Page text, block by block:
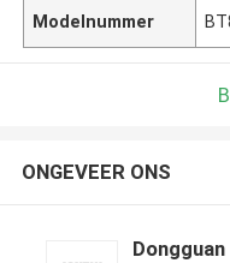
Modelnummer
ONGEVEER ONS